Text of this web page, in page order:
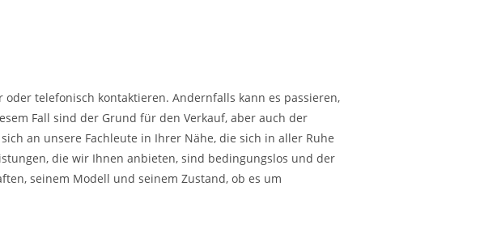
telefonisch kontaktieren. Andernfalls kann es passieren,
Fall sind der Grund für den Verkauf, aber auch der
an unsere Fachleute in Ihrer Nähe, die sich in aller Ruhe
die wir Ihnen anbieten, sind bedingungslos und der
seinem Modell und seinem Zustand, ob es um